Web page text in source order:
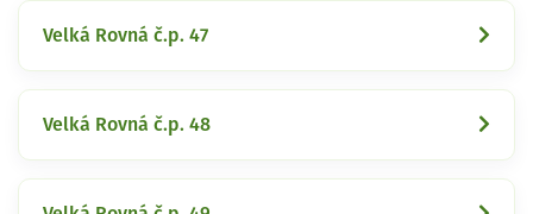
Velká Rovná č.p. 47
Velká Rovná č.p. 48